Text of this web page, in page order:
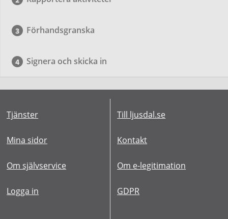
Förhandsgranska
Signera och skicka in
Tjänster
Mina sidor
Om självservice
Logga in
Till ljusdal.se
Kontakt
Om e-legitimation
GDPR